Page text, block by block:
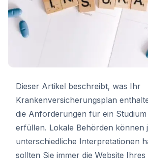
Dieser Artikel beschreibt, was Ihr
Krankenversicherungsplan
die Anforderungen für ein
erfüllen. Lokale Behörden können
unterschiedliche Interpretationen
sollten Sie immer die Website